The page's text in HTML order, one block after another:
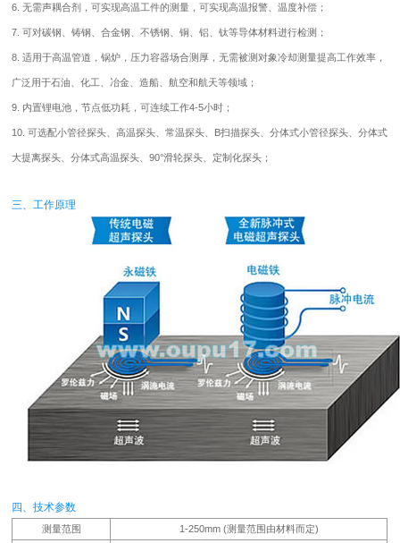
6. 无需声耦合剂，可实现高温工件的测量，可实现高温报警、温度补偿；
7. 可对碳钢、铸钢、合金钢、不锈钢、铜、铝、钛等导体材料进行检测；
8. 适用于高温管道，锅炉，压力容器场合测厚，无需被测对象冷却测量提高工作效率，
广泛用于石油、化工、冶金、造船、航空和航天等领域；
9. 内置锂电池，节点低功耗，可连续工作4-5小时；
10. 可选配小管径探头、高温探头、常温探头、B扫描探头、分体式小管径探头、分体式
大提离探头、分体式高温探头、90°滑轮探头、定制化探头；
三、工作原理
四、技术参数
测量范围 1-250mm (测量范围由材料而定)